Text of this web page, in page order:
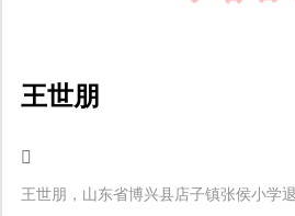
王世朋
王世朋，山东省博兴县店子镇张侯小学